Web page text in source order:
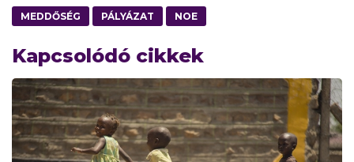
MEDDŐSÉG PÁLYÁZAT NOE
Kapcsolódó cikkek